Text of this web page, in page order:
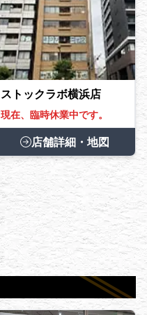
ストックラボ横浜店
現在、臨時休業中です。
店舗詳細・地図